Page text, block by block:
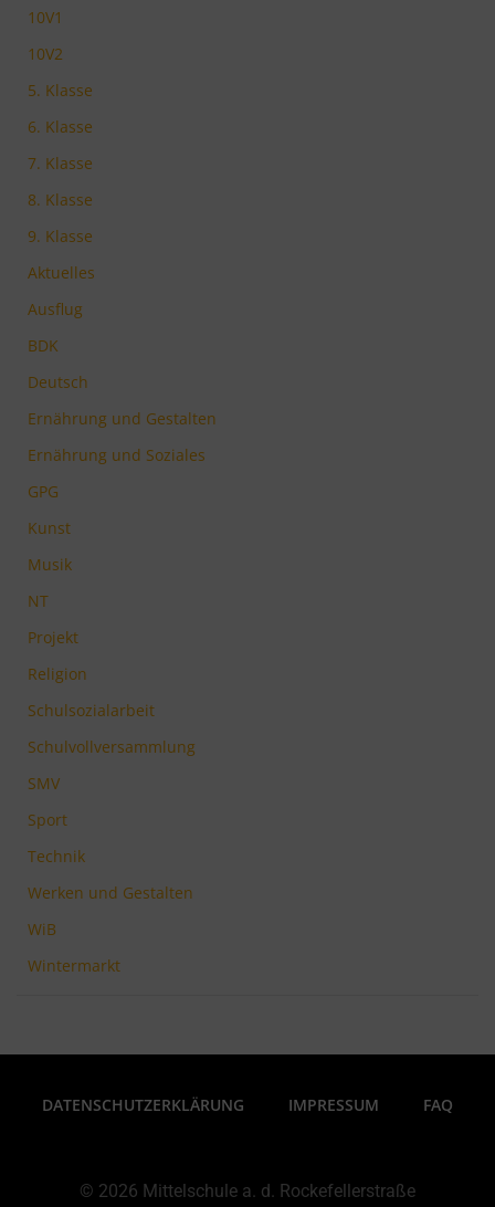
10V1
10V2
5. Klasse
6. Klasse
7. Klasse
8. Klasse
9. Klasse
Aktuelles
Ausflug
BDK
Deutsch
Ernährung und Gestalten
Ernährung und Soziales
GPG
Kunst
Musik
NT
Projekt
Religion
Schulsozialarbeit
Schulvollversammlung
SMV
Sport
Technik
Werken und Gestalten
WiB
Wintermarkt
DATENSCHUTZERKLÄRUNG IMPRESSUM FAQ
© 2026 Mittelschule a. d. Rockefellerstraße